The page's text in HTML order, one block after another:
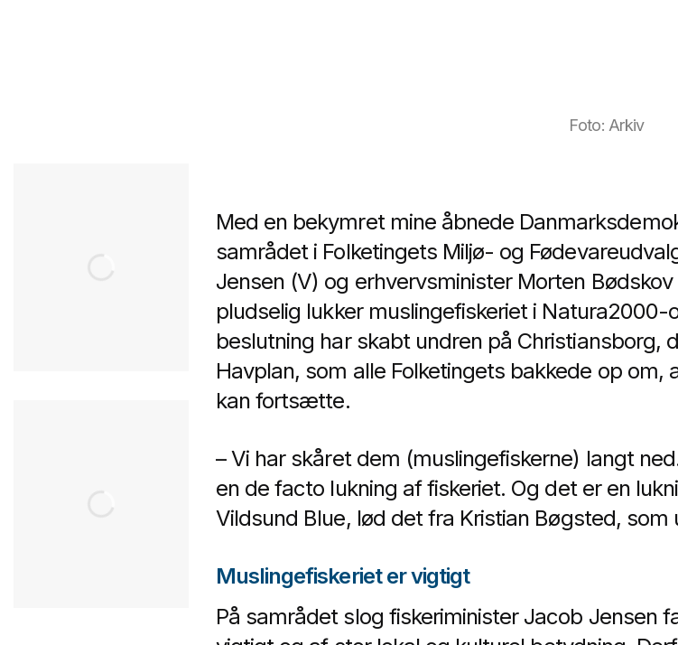
Foto: Arkiv
Med en bekymret mine åbnede
samrådet i Folketingets Miljø- og
Jensen (V) og erhvervsminister Morten
pludselig lukker muslingefiskeriet i Natura2000-
beslutning har skabt undren på Christiansborg,
Havplan, som alle Folketingets bakkede op om,
kan fortsætte.
– Vi har skåret dem (muslingefiskerne) langt
en de facto lukning af fiskeriet. Og det er en
Vildsund Blue, lød det fra Kristian Bøgsted,
Muslingefiskeriet er vigtigt
På samrådet slog fiskeriminister Jacob Jensen